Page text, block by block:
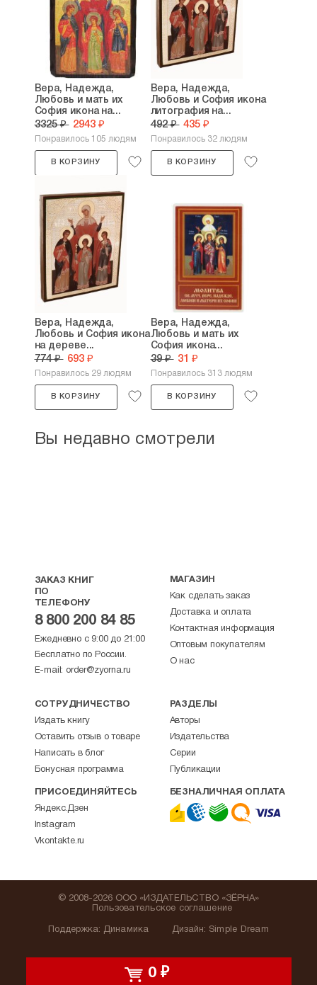
0 ₽
Вера, Надежда,
Любовь и мать их
София икона на...
3325 ₽ 2943 ₽
Понравилось 105 людям
В КОРЗИНУ
Вера, Надежда,
Любовь и София икона
литография на...
492 ₽ 435 ₽
Понравилось 32 людям
В КОРЗИНУ
Вера, Надежда,
Любовь и София икона
на дереве...
774 ₽ 693 ₽
Понравилось 29 людям
В КОРЗИНУ
Вера, Надежда,
Любовь и мать их
София икона...
39 ₽ 31 ₽
Понравилось 313 людям
В КОРЗИНУ
Вы недавно смотрели
ЗАКАЗ КНИГ
ПО
ТЕЛЕФОНУ
8 800 200 84 85
Ежедневно с 9:00 до 21:00
Бесплатно по России.
E-mail: order@zyorna.ru
МАГАЗИН
Как сделать заказ
Доставка и оплата
Контактная информация
Оптовым покупателям
О нас
СОТРУДНИЧЕСТВО
Издать книгу
Оставить отзыв о товаре
Написать в блог
Бонусная программа
РАЗДЕЛЫ
Авторы
Издательства
Серии
Публикации
ПРИСОЕДИНЯЙТЕСЬ
Яндекс.Дзен
Instagram
Vkontakte.ru
БЕЗНАЛИЧНАЯ ОПЛАТА
Поддержка: Динамика
© 2008-2026 ООО «ИЗДАТЕЛЬСТВО «ЗЁРНА»
Пользовательское соглашение
Дизайн: Simple Dream